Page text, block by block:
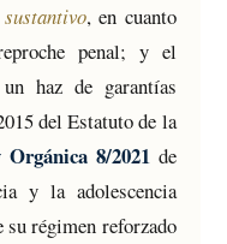
sustantivo, en cuanto
penal; y el
haz de garantías
del Estatuto de la
Orgánica 8/2021de
y la adolescencia
su régimen reforzado